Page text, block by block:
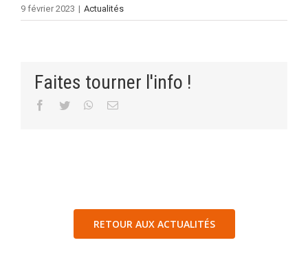
9 février 2023 | Actualités
Faites tourner l'info !
Facebook
Twitter WhatsApp
Email
RETOUR AUX ACTUALITÉS